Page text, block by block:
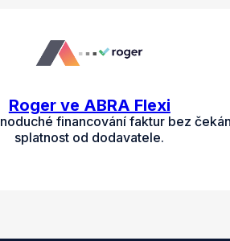
Roger ve ABRA Flexi
financování faktur bez
splatnost od dodavatele.